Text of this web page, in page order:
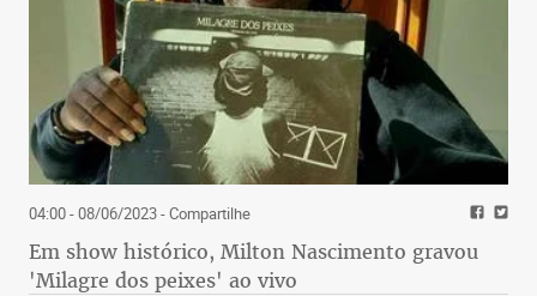
04:00 - 08/06/2023- Compartilhe
Em show histórico, Milton Nascimento gravou
'Milagre dos peixes' ao vivo